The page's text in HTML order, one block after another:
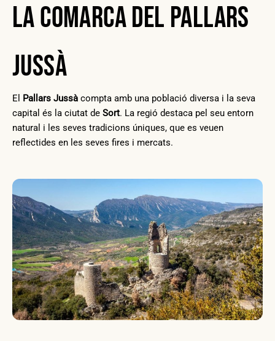
La Comarca del Pallars
Jussà
El Pallars Jussà compta amb una població diversa i la seva
capital és la ciutat de Sort. La regió destaca pel seu entorn
natural i les seves tradicions úniques, que es veuen
reflectides en les seves fires i mercats.